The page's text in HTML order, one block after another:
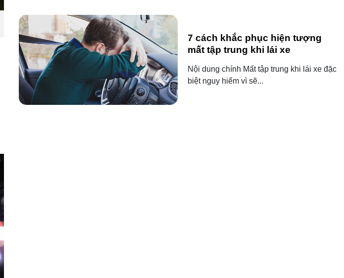
7 cách khắc phục hiện tượng
mất tập trung khi lái xe
Nội dung chính Mất tập trung khi lái xe đặc
biệt nguy hiểm vì sẽ...